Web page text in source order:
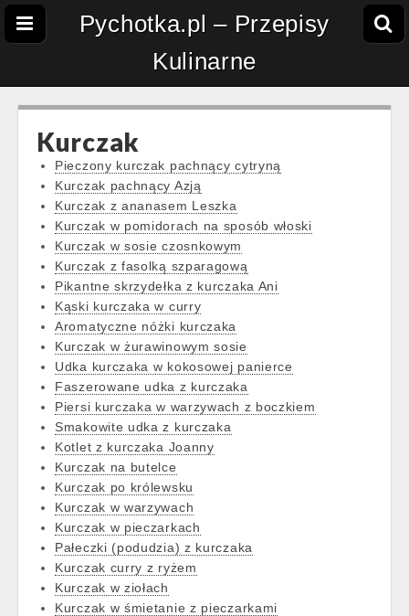
Pychotka.pl – Przepisy
Kulinarne
Kurczak
Pieczony kurczak pachnący cytryną
Kurczak pachnący Azją
Kurczak z ananasem Leszka
Kurczak w pomidorach na sposób włoski
Kurczak w sosie czosnkowym
Kurczak z fasolką szparagową
Pikantne skrzydełka z kurczaka Ani
Kąski kurczaka w curry
Aromatyczne nóżki kurczaka
Kurczak w żurawinowym sosie
Udka kurczaka w kokosowej panierce
Faszerowane udka z kurczaka
Piersi kurczaka w warzywach z boczkiem
Smakowite udka z kurczaka
Kotlet z kurczaka Joanny
Kurczak na butelce
Kurczak po królewsku
Kurczak w warzywach
Kurczak w pieczarkach
Pałeczki (podudzia) z kurczaka
Kurczak curry z ryżem
Kurczak w ziołach
Kurczak w śmietanie z pieczarkami